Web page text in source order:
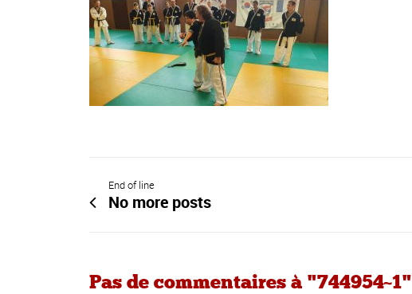
End of line
No more posts
Pas de commentaires à "744954~1"